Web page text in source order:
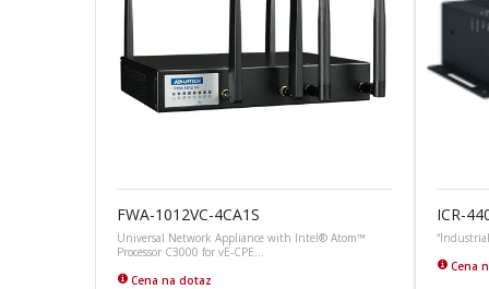
FWA-1012VC-4CA1S
Universal Network Appliance with Intel® Atom™
Processor C3000 for vE-CPE…
Cena na dotaz
ICR-
Cena